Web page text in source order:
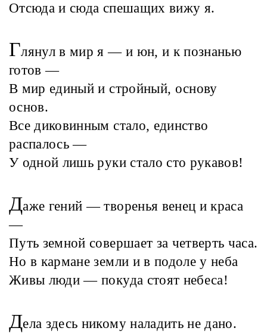
Отсюда и сюда спешащих вижу я.
Глянул в мир я — и юн, и к познанью
готов —
В мир единый и стройный, основу
основ.
Все диковинным стало, единство
распалось —
У одной лишь руки стало сто рукавов!
Даже гений — творенья венец и краса
—
Путь земной совершает за четверть часа.
Но в кармане земли и в подоле у неба
Живы люди — покуда стоят небеса!
Дела здесь никому наладить не дано.